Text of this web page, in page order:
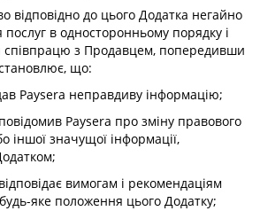
відповідно до цього Додатка негайно
в односторонньому порядку і
з Продавцем, попередивши
що:
Paysera неправдиву інформацію;
Paysera про зміну правового
іншої значущої інформації,
вимогам і рекомендаціям
яке положення цього Додатку;